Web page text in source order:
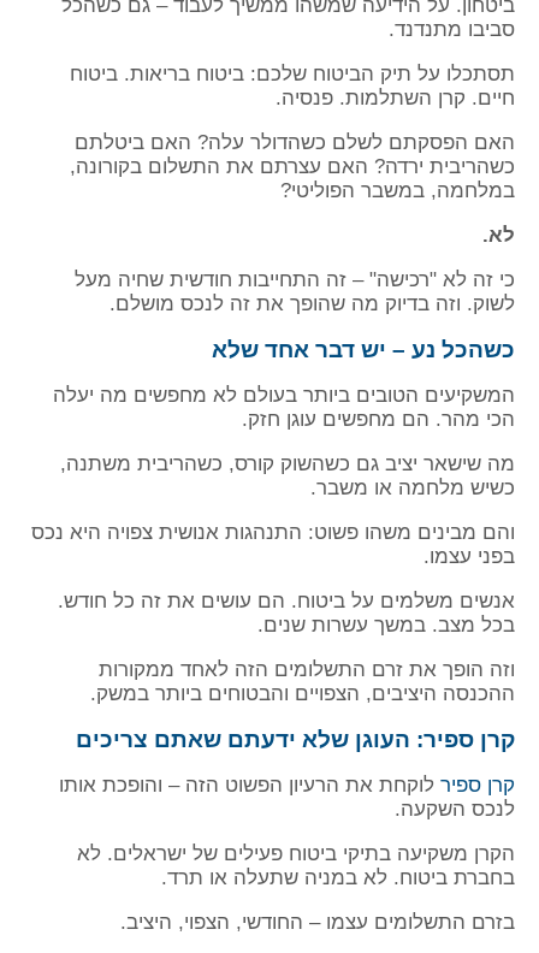
ביטחון. על הידיעה שמשהו ממשיך לעבוד – גם כשהכל
סביבו מתנדנד.
תסתכלו על תיק הביטוח שלכם: ביטוח בריאות. ביטוח
חיים. קרן השתלמות. פנסיה.
האם הפסקתם לשלם כשהדולר עלה? האם ביטלתם
כשהריבית ירדה? האם עצרתם את התשלום בקורונה,
במלחמה, במשבר הפוליטי?
לא.
כי זה לא "רכישה" – זה התחייבות חודשית שחיה מעל
לשוק. וזה בדיוק מה שהופך את זה לנכס מושלם.
כשהכל נע – יש דבר אחד שלא
המשקיעים הטובים ביותר בעולם לא מחפשים מה יעלה
הכי מהר. הם מחפשים עוגן חזק.
מה שישאר יציב גם כשהשוק קורס, כשהריבית משתנה,
כשיש מלחמה או משבר.
והם מבינים משהו פשוט: התנהגות אנושית צפויה היא נכס
בפני עצמו.
אנשים משלמים על ביטוח. הם עושים את זה כל חודש.
בכל מצב. במשך עשרות שנים.
וזה הופך את זרם התשלומים הזה לאחד ממקורות
ההכנסה היציבים, הצפויים והבטוחים ביותר במשק.
קרן ספיר: העוגן שלא ידעתם שאתם צריכים
קרן ספיר לוקחת את הרעיון הפשוט הזה – והופכת אותו
לנכס השקעה.
הקרן משקיעה בתיקי ביטוח פעילים של ישראלים. לא
בחברת ביטוח. לא במניה שתעלה או תרד.
בזרם התשלומים עצמו – החודשי, הצפוי, היציב.